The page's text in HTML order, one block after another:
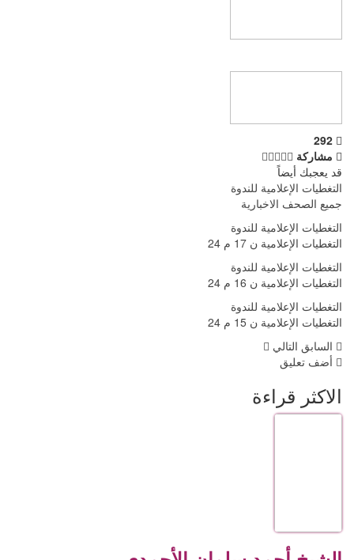
292
مشاركة
قد يعجبك أيضاً
التغطيات الإعلامية للندوة
جميع الصحف الاخبارية
التغطيات الإعلامية للندوة
التغطيات الإعلامية ن 17 م 24
التغطيات الإعلامية للندوة
التغطيات الإعلامية ن 16 م 24
التغطيات الإعلامية للندوة
التغطيات الإعلامية ن 15 م 24
السابق التالي
أضف تعليق
الاكثر قراءة